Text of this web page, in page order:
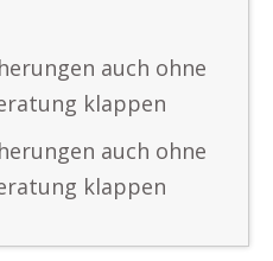
auch ohne
klappen
auch ohne
klappen